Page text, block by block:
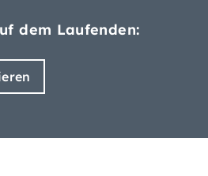
dem Laufenden: